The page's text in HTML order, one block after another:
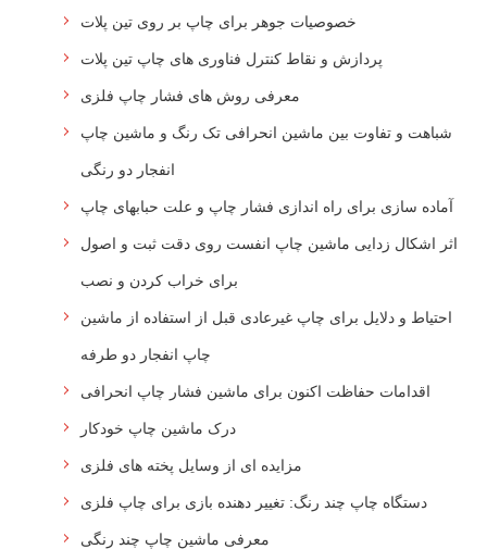
خصوصیات جوهر برای چاپ بر روی تین پلات
پردازش و نقاط کنترل فناوری های چاپ تین پلات
معرفی روش های فشار چاپ فلزی
شباهت و تفاوت بین ماشین انحرافی تک رنگ و ماشین چاپ
انفجار دو رنگی
آماده سازی برای راه اندازی فشار چاپ و علت حبابهای چاپ
اثر اشکال زدایی ماشین چاپ انفست روی دقت ثبت و اصول
برای خراب کردن و نصب
احتیاط و دلایل برای چاپ غیرعادی قبل از استفاده از ماشین
چاپ انفجار دو طرفه
اقدامات حفاظت اکنون برای ماشین فشار چاپ انحرافی
درک ماشین چاپ خودکار
مزایده ای از وسایل پخته های فلزی
دستگاه چاپ چند رنگ: تغییر دهنده بازی برای چاپ فلزی
معرفی ماشین چاپ چند رنگی